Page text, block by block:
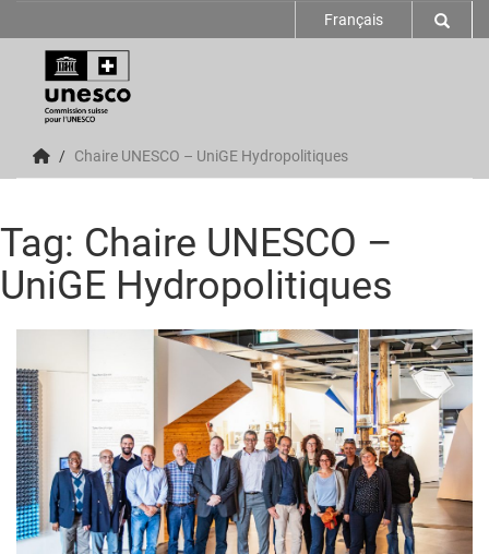
Français
Chaire UNESCO – UniGE Hydropolitiques
Tag: Chaire UNESCO –
UniGE Hydropolitiques